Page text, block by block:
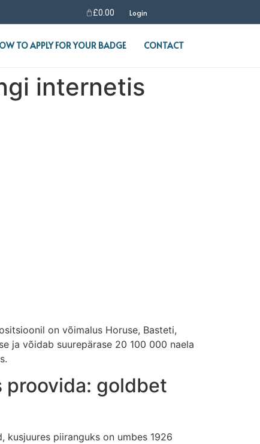
£0.00 Login
TO APPLY FOR YOUR BADGE CONTACT
internetis
on võimalus Horuse, Basteti,
ja võidab suurepärase 20 100 000 naela
proovida: goldbet
piiranguks on umbes 1926